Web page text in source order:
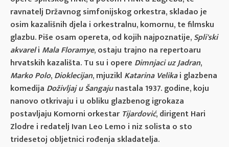
ravnatelj Državnog simfonijskog orkestra, skladao je
osim kazališnih djela i orkestralnu, komornu, te filmsku
glazbu. Piše osam opereta, od kojih najpoznatije,Spli'ski
akvareli Mala Floramye, ostaju trajno na repertoaru
hrvatskih kazališta. Tu su i opere Dimnjaci uz Jadran,
Marko Polo,Dioklecijan, mjuzikl Katarina Velikai glazbena
komedija Doživljaj u Šangajunastala 1937. godine, koju
nanovo otkrivaju i u obliku glazbenog igrokaza
postavljaju Komorni orkestarTijardović, dirigent Hari
Zlodre i redatelj Ivan Leo Lemo i niz solista o sto
tridesetoj obljetnici rođenja skladatelja.